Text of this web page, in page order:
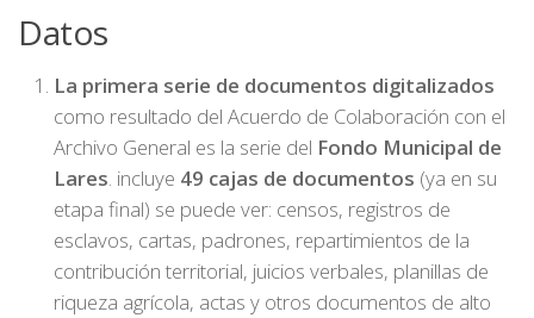
Datos
La primera serie de documentos digitalizados
como resultado del Acuerdo de Colaboración con el
Archivo General es la serie del Fondo Municipal de
Lares. incluye 49 cajas de documentos (ya en su
etapa final) se puede ver: censos, registros de
esclavos, cartas, padrones, repartimientos de la
contribución territorial, juicios verbales, planillas de
riqueza agrícola, actas y otros documentos de alto